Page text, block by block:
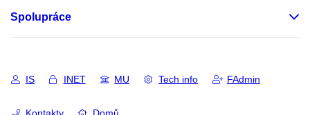
Spolupráce
IS INET MU Tech info FAdmin